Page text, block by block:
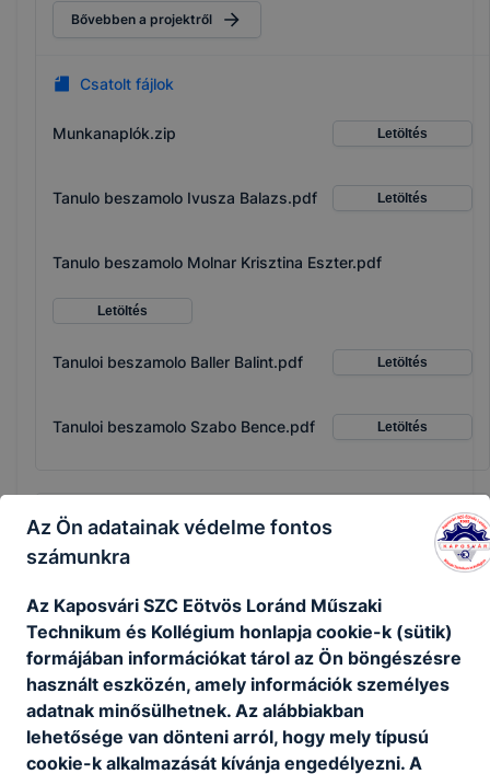
Bővebben a projektről
Csatolt fájlok
Munkanaplók.zip Letöltés
Tanulo beszamolo Ivusza Balazs.pdf Letöltés
Tanulo beszamolo Molnar Krisztina Eszter.pdf
Letöltés
Tanuloi beszamolo Baller Balint.pdf Letöltés
Tanuloi beszamolo Szabo Bence.pdf Letöltés
2024-1-HU01-KA121-VET-000209368
Bővebben a projektről
Szakmai mobilitás Görögországban 2024-1-
HU01-KA121-VET-000209368
Az Ön adatainak védelme fontos
számunkra
Az Kaposvári SZC Eötvös Loránd Műszaki
Technikum és Kollégium honlapja cookie-k (sütik)
formájában információkat tárol az Ön böngészésre
használt eszközén, amely információk személyes
adatnak minősülhetnek. Az alábbiakban
lehetősége van dönteni arról, hogy mely típusú
cookie-k alkalmazását kívánja engedélyezni. A